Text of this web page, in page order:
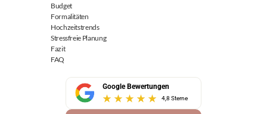
Budget
Formalitäten
Hochzeitstrends
Stressfreie Planung
Fazit
FAQ
Google Bewertungen
4,8 Sterne